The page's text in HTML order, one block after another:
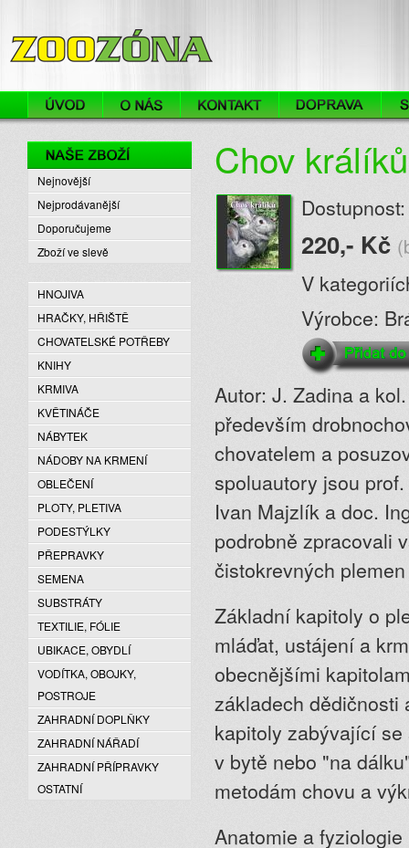
Chov králíků
220,- Kč
V
Výrobce:
Autor: J. Zadina a
především
chovatelem a
spoluautory jsou
Ivan Majzlík a doc.
podrobně zpracovali
čistokrevných
Základní kapitoly o
mláďat, ustájení a
obecnějšími
základech dědičnosti
kapitoly zabývající
v bytě nebo "na
metodám chovu a
Anatomie a
Naše zboží
Nejnovější
Nejprodávanější
Doporučujeme
Zboží ve slevě
HNOJIVA
HRAČKY, HŘIŠTĚ
CHOVATELSKÉ POTŘEBY
KNIHY
KRMIVA
KVĚTINÁČE
NÁBYTEK
NÁDOBY NA KRMENÍ
OBLEČENÍ
PLOTY, PLETIVA
PODESTÝLKY
PŘEPRAVKY
SEMENA
SUBSTRÁTY
TEXTILIE, FÓLIE
UBIKACE, OBYDLÍ
VODÍTKA, OBOJKY,
POSTROJE
ZAHRADNÍ DOPLŇKY
ZAHRADNÍ NÁŘADÍ
ZAHRADNÍ PŘÍPRAVKY
OSTATNÍ